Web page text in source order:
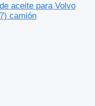
aceite para Volvo
camión